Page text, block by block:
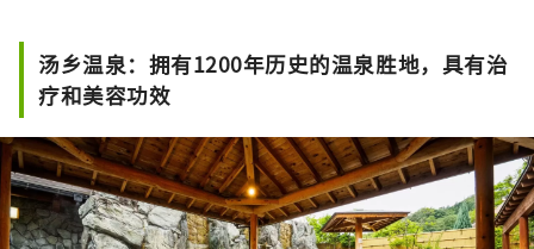
锋葡萄等时令水果！ 冈山还拥有世界级的旅游
景点，包括冈山城、日本三大名园之一的冈山
后乐园以及拥有历史、文化和艺术的仓敷美观
地区！
汤乡温泉：拥有1200年历史的温泉胜地，具有治
疗和美容功效